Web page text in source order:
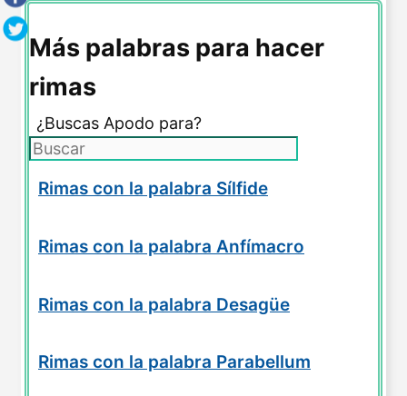
Más palabras para hacer
rimas
¿Buscas Apodo para?
Rimas con la palabra Sílfide
Rimas con la palabra Anfímacro
Rimas con la palabra Desagüe
Rimas con la palabra Parabellum